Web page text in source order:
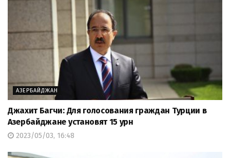
АЗЕРБАЙДЖАН
Джахит Багчи: Для голосования граждан Турции в
Азербайджане установят 15 урн
2023/05/03, 16:48